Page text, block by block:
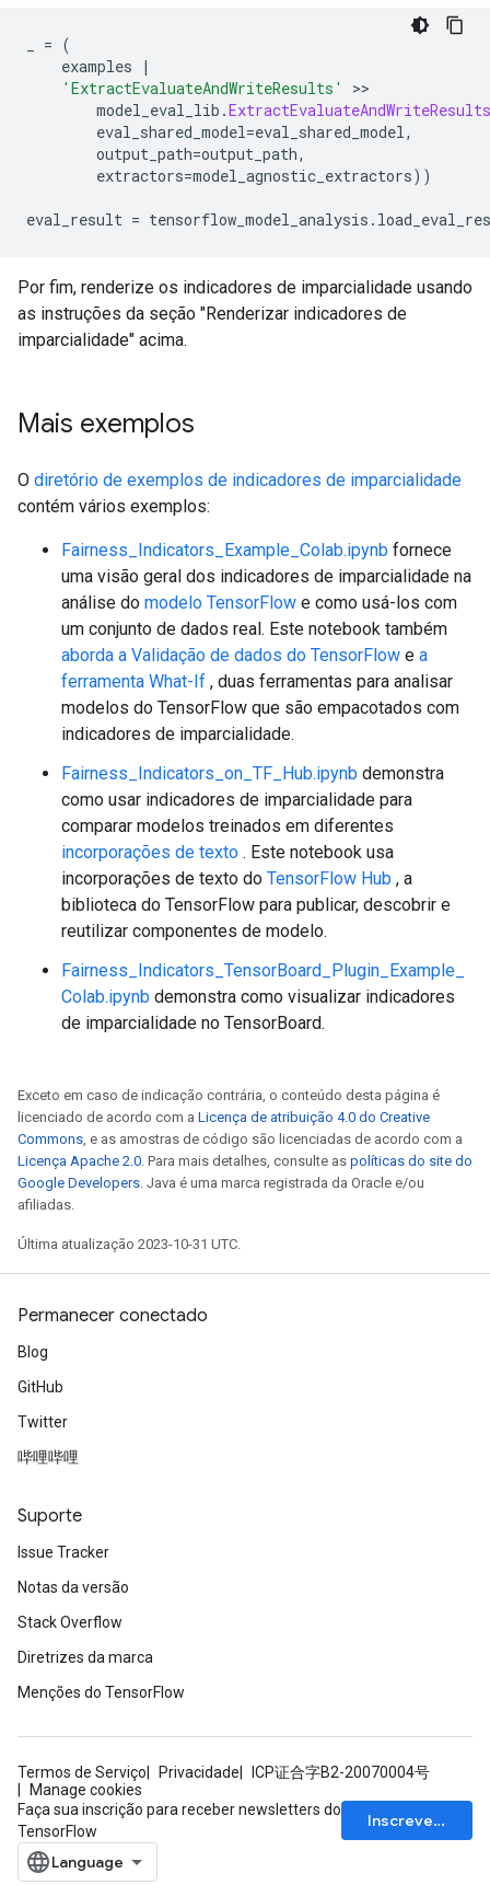
= (
examples
|
'ExtractEvaluateAndWriteResults'
>>
model_eval_lib .ExtractEvaluateAndWriteResults
eval_shared_model=eval_shared_model,
output_path=output_path,
extractors=model_agnostic_extractors))
eval_result = tensorflow_model_analysis .
Por fim, renderize os indicadores de imparcialidade usando
as instruções da seção "Renderizar indicadores de
imparcialidade" acima.
Mais exemplos
O diretório de exemplos de indicadores de imparcialidade
contém vários exemplos:
Fairness_Indicators_Example_Colab.ipynb fornece
uma visão geral dos indicadores de imparcialidade na
análise do modelo TensorFlow e como usá-los com
um conjunto de dados real. Este notebook também
aborda a Validação de dados do TensorFlow e a
ferramenta What-If , duas ferramentas para analisar
modelos do TensorFlow que são empacotados com
indicadores de imparcialidade.
Fairness_Indicators_on_TF_Hub.ipynb demonstra
como usar indicadores de imparcialidade para
comparar modelos treinados em diferentes
incorporações de texto . Este notebook usa
incorporações de texto do TensorFlow Hub , a
biblioteca do TensorFlow para publicar, descobrir e
reutilizar componentes de modelo.
Fairness_Indicators_TensorBoard_Plugin_Example_
Colab.ipynb demonstra como visualizar indicadores
de imparcialidade no TensorBoard.
Exceto em caso de indicação contrária, o conteúdo desta página é
licenciado de acordo com a Licença de atribuição 4.0 do Creative
Commons , e as amostras de código são licenciadas de acordo com a
Licença Apache 2.0 . Para mais detalhes, consulte as políticas do site do
Google Developers . Java é uma marca registrada da Oracle e/ou
afiliadas.
Última atualização 2023-10-31 UTC.
Permanecer conectado
Blog
GitHub
Twitter
哔哩哔哩
Suporte
Issue Tracker
Notas da versão
Stack Overflow
Diretrizes da marca
Menções do TensorFlow
Termos de Serviço Privacidade
ICP证合字B2-20070004号
Manage cookies
Faça sua inscrição para receber newsletters do
TensorFlow
Inscrever-se